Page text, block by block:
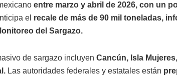
entre marzo y abril de 2026, con un
el recale de más de 90 mil toneladas,
del Sargazo.
de sargazo incluyen Cancún, Isla
Las autoridades federales y estatales están